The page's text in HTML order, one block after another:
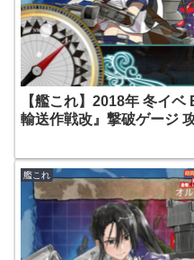
【艦これ】2018年 冬イ
輸送作戦改』撃破ゲージ
艦これ